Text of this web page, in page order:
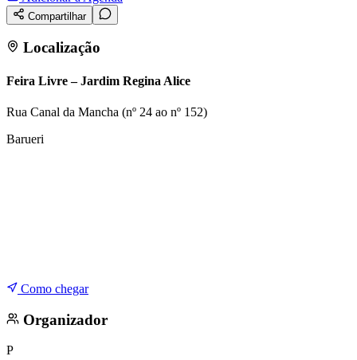
Compartilhar
Localização
Feira Livre – Jardim Regina Alice
Rua Canal da Mancha (nº 24 ao nº 152)
Barueri
Como chegar
Organizador
P